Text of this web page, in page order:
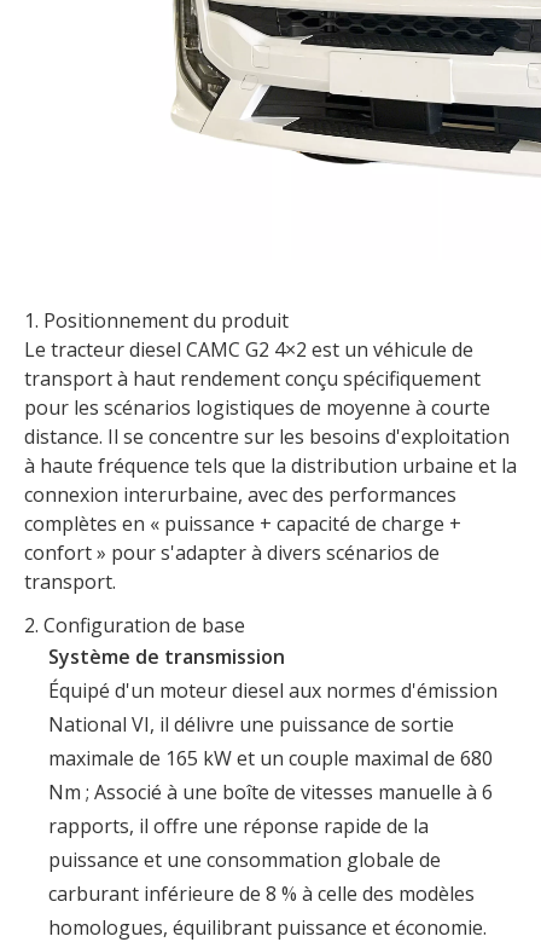
1. Positionnement du produit
Le tracteur diesel CAMC G2 4×2 est un véhicule de
transport à haut rendement conçu spécifiquement
pour les scénarios logistiques de moyenne à courte
distance. Il se concentre sur les besoins d'exploitation
à haute fréquence tels que la distribution urbaine et la
connexion interurbaine, avec des performances
complètes en « puissance + capacité de charge +
confort » pour s'adapter à divers scénarios de
transport.
2. Configuration de base
Système de transmission
Équipé d'un moteur diesel aux normes d'émission
National VI, il délivre une puissance de sortie
maximale de 165 kW et un couple maximal de 680
Nm ; Associé à une boîte de vitesses manuelle à 6
rapports, il offre une réponse rapide de la
puissance et une consommation globale de
carburant inférieure de 8 % à celle des modèles
homologues, équilibrant puissance et économie.